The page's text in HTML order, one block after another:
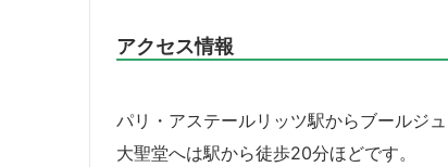
アクセス情報
パリ・アステールリッツ駅からブールジュ
大聖堂へは駅から徒歩20分ほどです。